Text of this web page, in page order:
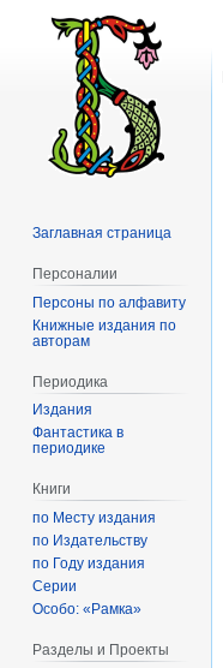
Заглавная страница
Персоналии
Персоны по алфавиту
Книжные издания по
авторам
Периодика
Издания
Фантастика в
периодике
Книги
по Месту издания
по Издательству
по Году издания
Серии
Особо: «Рамка»
Разделы и Проекты